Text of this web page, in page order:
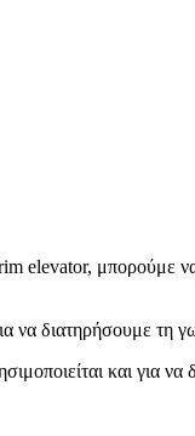
elevator, μπορούμε
να διατηρήσουμε τη
και για